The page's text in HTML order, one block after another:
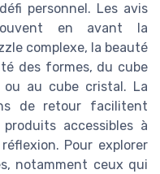
personnel. Les avis
en avant la
complexe, la beauté
des formes, du cube
ou au cube cristal. La
de retour facilitent
accessibles à
Pour explorer
notamment ceux qui